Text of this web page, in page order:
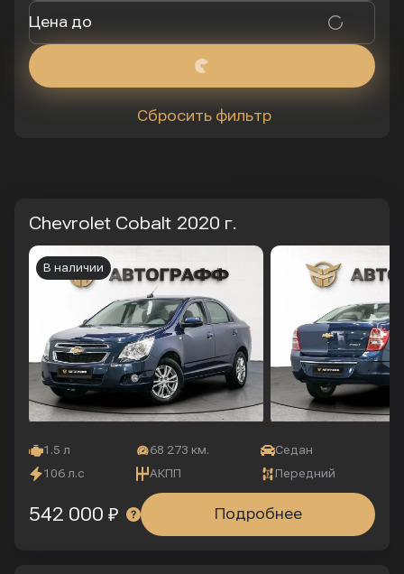
Цена до
Сбросить фильтр
Chevrolet Cobalt 2020 г.
1.5 л 68 273 км.
Седан
106 л.с
АКПП Передний
В наличии
Подробнее
542 000 ₽